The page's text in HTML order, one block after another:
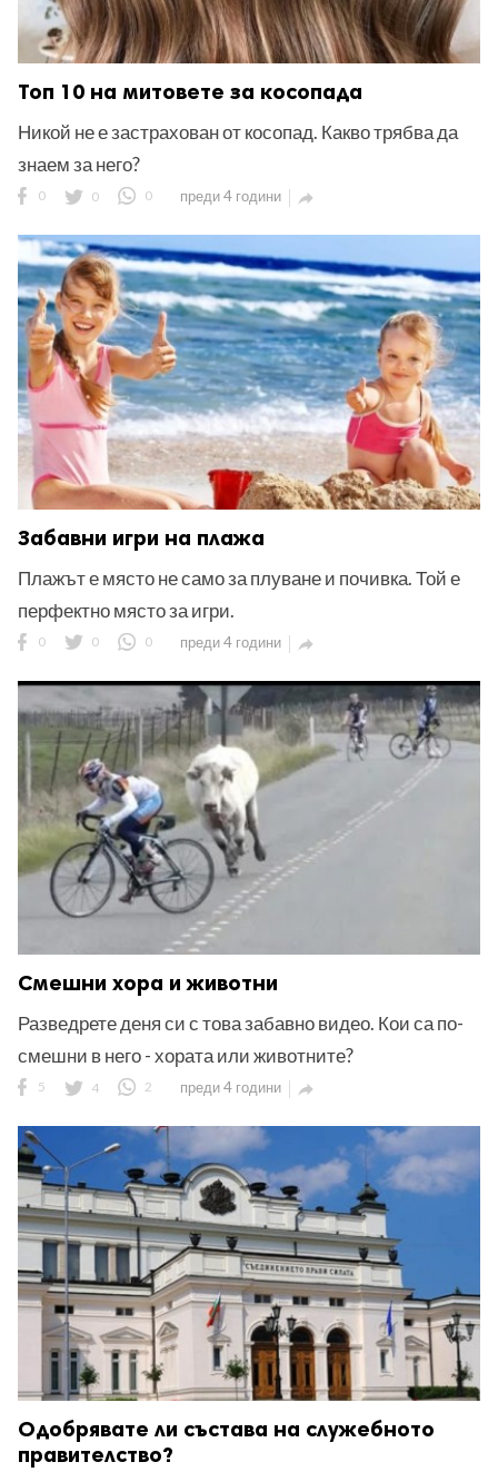
Топ 10 на митовете за косопада
Никой не е застрахован от косопад. Какво трябва да
знаем за него?
0 0 0 преди 4 години 
Забавни игри на плажа
Плажът е място не само за плуване и почивка. Той е
перфектно място за игри.
0 0 0 преди 4 години 
Смешни хора и животни
Разведрете деня си с това забавно видео. Кои са по-
смешни в него - хората или животните?
5 4 2 преди 4 години 
Одобрявате ли състава на служебното
правителство?